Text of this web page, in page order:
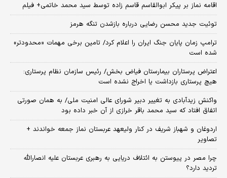
اقامه نماز بر پیکر ابوالقاسم قاسم زاده توسط سید محمد خاتمی+ فیلم
توئیت جدید محسن رضایی درباره بازشدن تنگه هرمز
ترامپ زمان پایان جنگ ایران را اعلام کرد/ تامین برخی مهمات «محدودتر»
شده است
اعتراض پرستاران بیمارستان فیاض بخش/ رئیس سازمان نظام پرستاری:
هیچ پرستاری بازداشت یا اخراج نشده است
واکنش زیدآبادی به تغییر دبیر شورای عالی امنیت ملی/ به همان صورتی
اتفاق افتاد که سید محمد باقر خرازی از آن خبر داده بود
اردوغان و شهباز شریف در کنار ولیعهد عربستان نماز جمعه خواندند +
تصاویر
چرا مصر در پیوستن به ائتلاف دریایی به رهبری عربستان علیه انصارالله
تردید دارد؟